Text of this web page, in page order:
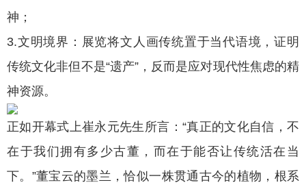
神；
3.文明境界：展览将文人画传统置于当代语境，证明
传统文化非但不是“遗产”，反而是应对现代性焦虑的精
神资源。
正如开幕式上崔永元先生所言：“真正的文化自信，不
在于我们拥有多少古董，而在于能否让传统活在当
下。”董宝云的墨兰，恰似一株贯通古今的植物，根系